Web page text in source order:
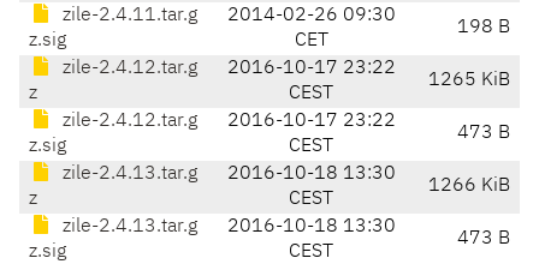
zile-2.4.11.tar.g
z.sig
2014-02-26 09:30
CET
198 B
zile-2.4.12.tar.g
z
2016-10-17 23:22
CEST
1265 KiB
zile-2.4.12.tar.g
z.sig
2016-10-17 23:22
CEST
473 B
zile-2.4.13.tar.g
z
2016-10-18 13:30
CEST
1266 KiB
zile-2.4.13.tar.g
z.sig
2016-10-18 13:30
CEST
473 B